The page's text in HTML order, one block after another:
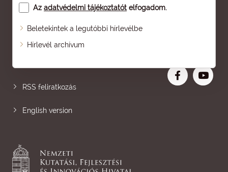
Az adatvédelmi tájékoztatót elfogadom.
Beletekintek a legutóbbi hírlevélbe
Hírlevél archívum
Oldaltérkép
RSS feliratkozás
English version